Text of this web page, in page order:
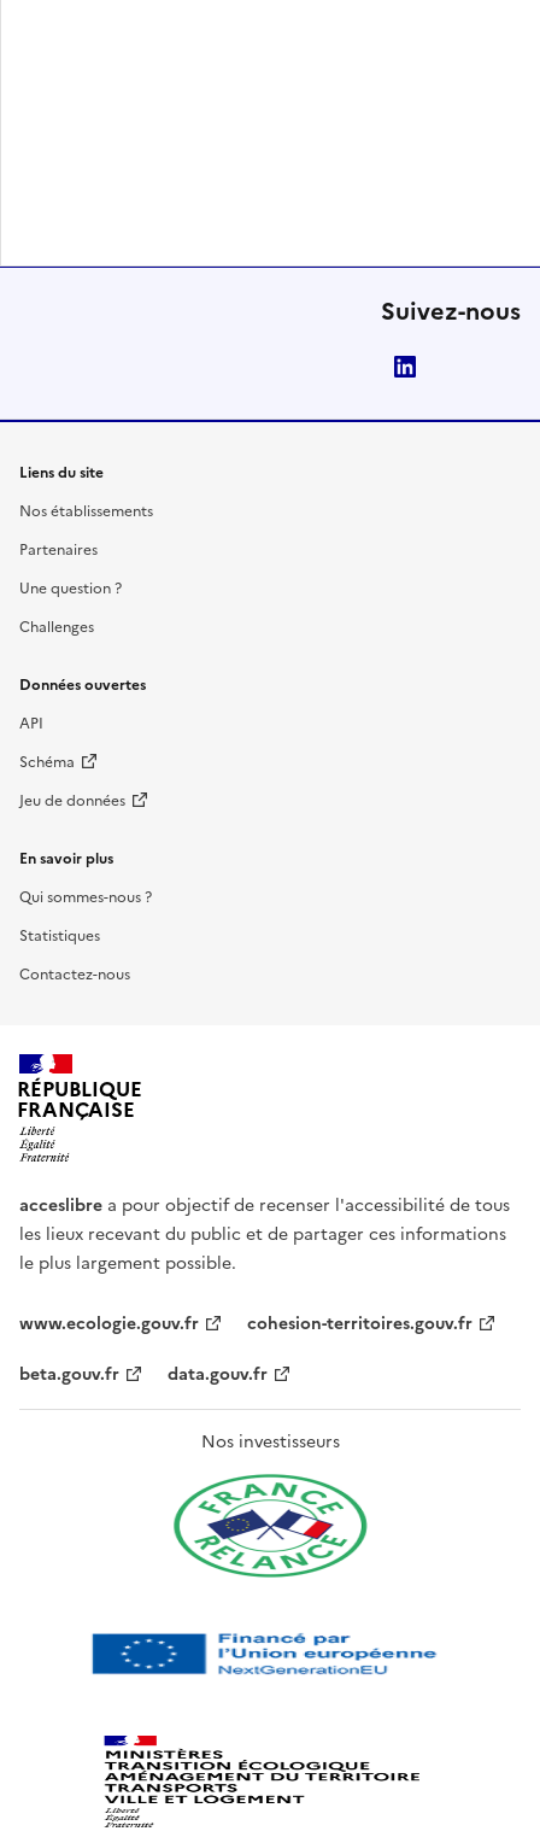
Suivez-nous
Liens du site
Nos établissements
Partenaires
Une question ?
Challenges
Données ouvertes
API
Schéma
Jeu de données
En savoir plus
Qui sommes-nous ?
Statistiques
Contactez-nous
RÉPUBLIQUE
FRANÇAISE
acceslibre a pour objectif de recenser l'accessibilité de tous
les lieux recevant du public et de partager ces informations
le plus largement possible.
www.ecologie.gouv.fr
cohesion-territoires.gouv.fr
beta.gouv.fr
data.gouv.fr
Nos investisseurs